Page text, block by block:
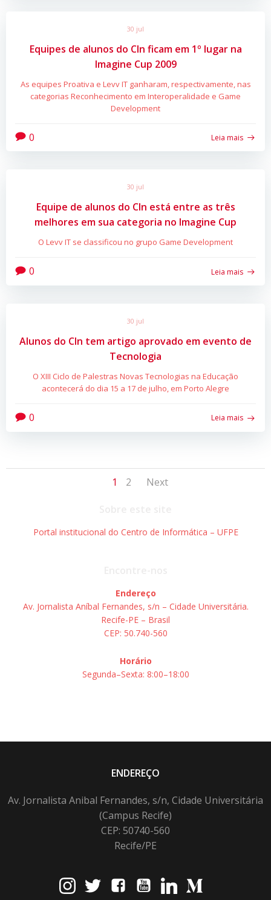
30 jul
Equipes de alunos do CIn ficam em 1º lugar na
Imagine Cup 2009
As equipes Proativa e Levv IT ganharam, respectivamente, nas
categorias Reconhecimento em Interoperalidade e Game
Development
0 Leia mais
30 jul
Equipe de alunos do CIn está entre as três
melhores em sua categoria no Imagine Cup
O Levv IT se classificou no grupo Game Development
0 Leia mais
30 jul
Alunos do CIn tem artigo aprovado em evento de
Tecnologia
O XIII Ciclo de Palestras Novas Tecnologias na Educação
acontecerá do dia 15 a 17 de julho, em Porto Alegre
0 Leia mais
Posts
Page
1 Page
2
Posts
Next
Portal institucional do Centro de Informática – UFPE
Endereço
Av. Jornalista Aníbal Fernandes, s/n – Cidade Universitária.
Recife-PE – Brasil
CEP: 50.740-560
Horário
Segunda–Sexta: 8:00–18:00
ENDEREÇO
Av. Jornalista Anibal Fernandes, s/n, Cidade Universitária
(Campus Recife)
CEP: 50740-560
Recife/PE